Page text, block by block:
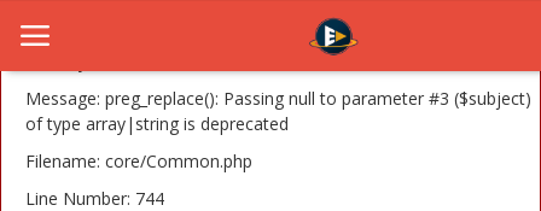
A PHP Error was encountered
Message: preg_replace(): Passing null to parameter #3 ($subject)
of type array|string is deprecated
Filename: core/Common.php
Line Number: 744
Home